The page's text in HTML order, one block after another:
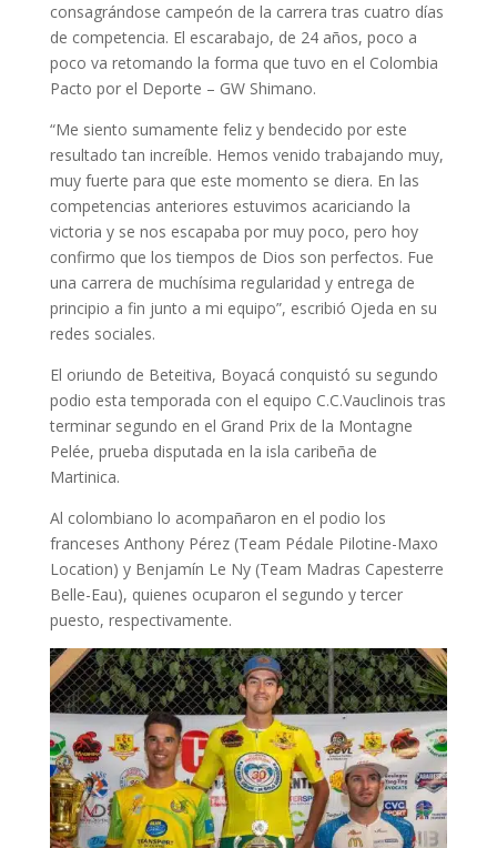
consagrándose campeón de la carrera tras cuatro días
de competencia. El escarabajo, de 24 años, poco a
poco va retomando la forma que tuvo en el Colombia
Pacto por el Deporte – GW Shimano.
“Me siento sumamente feliz y bendecido por este
resultado tan increíble. Hemos venido trabajando muy,
muy fuerte para que este momento se diera. En las
competencias anteriores estuvimos acariciando la
victoria y se nos escapaba por muy poco, pero hoy
confirmo que los tiempos de Dios son perfectos. Fue
una carrera de muchísima regularidad y entrega de
principio a fin junto a mi equipo”, escribió Ojeda en su
redes sociales.
El oriundo de Beteitiva, Boyacá conquistó su segundo
podio esta temporada con el equipo C.C.Vauclinois tras
terminar segundo en el Grand Prix de la Montagne
Pelée, prueba disputada en la isla caribeña de
Martinica.
Al colombiano lo acompañaron en el podio los
franceses Anthony Pérez (Team Pédale Pilotine-Maxo
Location) y Benjamín Le Ny (Team Madras Capesterre
Belle-Eau), quienes ocuparon el segundo y tercer
puesto, respectivamente.